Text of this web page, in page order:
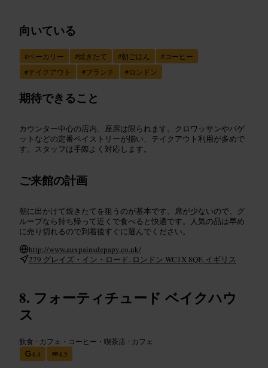
向いている
#ベーカリー #焼きたて #朝ごはん #コーヒー
#テイクアウト #ブランチ #ロンドン
期待できること
カウンター中心の店内、座席は限られます。クロワッサンやバゲ
ットなどの定番ペイストリーが揃い、テイクアウト利用が多めで
す。スタッフは手際よく対応します。
ご来館の計画
朝に出かけて焼きたてを狙うのが基本です。席が少ないので、グ
ループなら持ち帰って近くで食べると快適です。人気の品は早め
に売り切れるので到着後すぐに選んでください。
http://www.auxpainsdepapy.co.uk/
279 グレイズ・イン・ロード, ロンドン WC1X 8QF, イギリス
フォーティチュード ベイクハウ
ス
飲食 • カフェ・コーヒー・喫茶店 • カフェ
4.4
4.5